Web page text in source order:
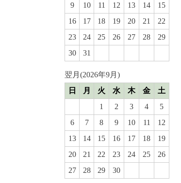
9
10 11 12 13 14
15
16
17 18 19 20 21
22
23
24 25 26 27 28
29
30
31
翌月(2026年9月)
日
月 火 水 木 金
土
1
2 3 4
5
6
7 8 9 10 11
12
13
14 15 16 17 18
19
20
21 22 23 24 25
26
27
28 29 30